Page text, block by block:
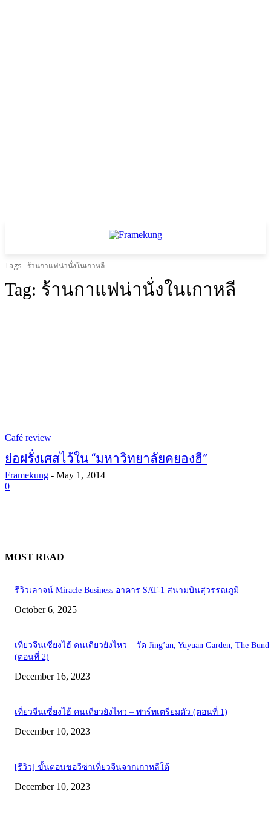
Tags ร้านกาแฟน่านั่งในเกาหลี
Tag: ร้านกาแฟน่านั่งในเกาหลี
Café review
ย่อฝรั่งเศสไว้ใน “มหาวิทยาลัยคยองฮี”
Framekung - May 1, 2014
0
MOST READ
รีวิวเลาจน์ Miracle Business อาคาร SAT-1 สนามบินสุวรรณภูมิ
October 6, 2025
เที่ยวจีนเซี่ยงไฮ้ คนเดียวยังไหว – วัด Jing’an, Yuyuan Garden, The Bund
(ตอนที่ 2)
December 16, 2023
เที่ยวจีนเซี่ยงไฮ้ คนเดียวยังไหว – พาร์ทเตรียมตัว (ตอนที่ 1)
December 10, 2023
[รีวิว] ขั้นตอนขอวีซ่าเที่ยวจีนจากเกาหลีใต้
December 10, 2023